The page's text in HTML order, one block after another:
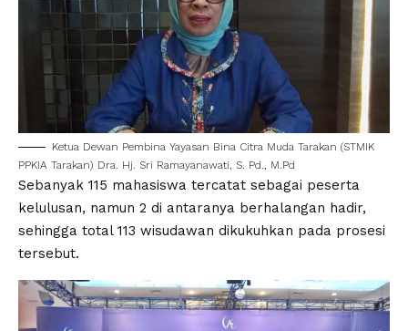
Ketua Dewan Pembina Yayasan Bina Citra Muda Tarakan (STMIK
PPKIA Tarakan) Dra. Hj. Sri Ramayanawati, S. Pd., M.Pd
Sebanyak 115 mahasiswa tercatat sebagai peserta
kelulusan, namun 2 di antaranya berhalangan hadir,
sehingga total 113 wisudawan dikukuhkan pada prosesi
tersebut.